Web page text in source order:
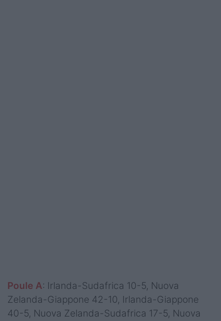
Poule A: Irlanda-Sudafrica 10-5, Nuova
Zelanda-Giappone 42-10, Irlanda-Giappone
40-5, Nuova Zelanda-Sudafrica 17-5, Nuova